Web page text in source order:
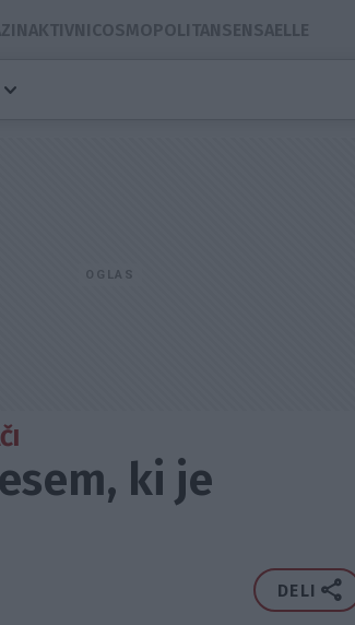
AKTIVNICOSMOPOLITANSENSAELLE
ki je
DELI